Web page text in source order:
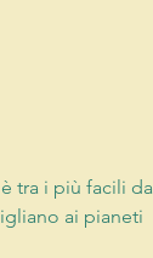
tra i più facili da
ai pianeti